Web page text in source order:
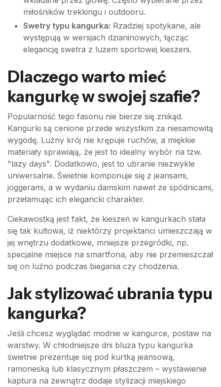
miłośników trekkingu i outdooru.
Swetry typu kangurka: Rzadziej spotykane, ale
występują w wersjach dzianinowych, łącząc
elegancję swetra z luzem sportowej kieszeni.
Dlaczego warto mieć
kangurkę w swojej szafie?
Popularność tego fasonu nie bierze się znikąd.
Kangurki są cenione przede wszystkim za niesamowitą
wygodę. Luźny krój nie krępuje ruchów, a miękkie
materiały sprawiają, że jest to idealny wybór na tzw.
"lazy days". Dodatkowo, jest to ubranie niezwykle
uniwersalne. Świetnie komponuje się z jeansami,
joggerami, a w wydaniu damskim nawet ze spódnicami,
przełamując ich elegancki charakter.
Ciekawostką jest fakt, że kieszeń w kangurkach stała
się tak kultowa, iż niektórzy projektanci umieszczają w
jej wnętrzu dodatkowe, mniejsze przegródki, np.
specjalne miejsce na smartfona, aby nie przemieszczał
się on luźno podczas biegania czy chodzenia.
Jak stylizować ubrania typu
kangurka?
Jeśli chcesz wyglądać modnie w kangurce, postaw na
warstwy. W chłodniejsze dni bluza typu kangurka
świetnie prezentuje się pod kurtką jeansową,
ramoneską lub klasycznym płaszczem – wystawienie
kaptura na zewnątrz dodaje stylizacji miejskiego